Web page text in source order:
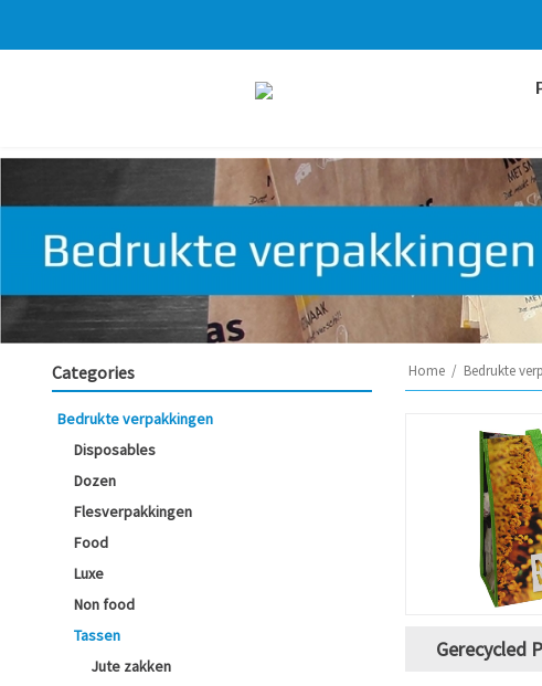
Categories
Bedrukte verpakkingen
Disposables
Dozen
Flesverpakkingen
Food
Luxe
Non food
Tassen
Jute zakken
Home / Bedrukte
Gerecycled